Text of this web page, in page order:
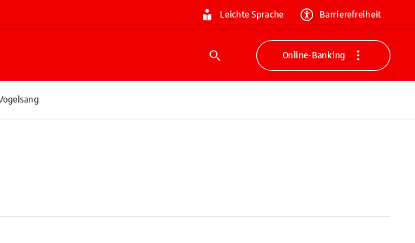
Leichte Sprache Barrierefreiheit
Suche
Online-Banking